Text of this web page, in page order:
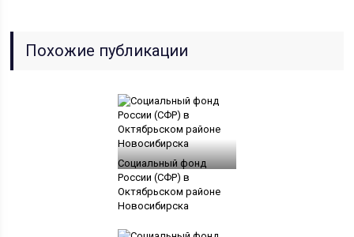
Похожие публикации
Социальный фонд
России (СФР) в
Октябрьском районе
Новосибирска